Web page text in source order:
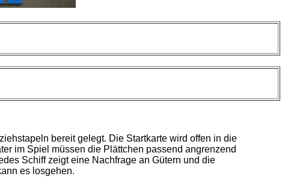
bereit gelegt. Die Startkarte wird offen in die
im Spiel müssen die Plättchen passend angrenzend
Schiff zeigt eine Nachfrage an Gütern und die
es losgehen.